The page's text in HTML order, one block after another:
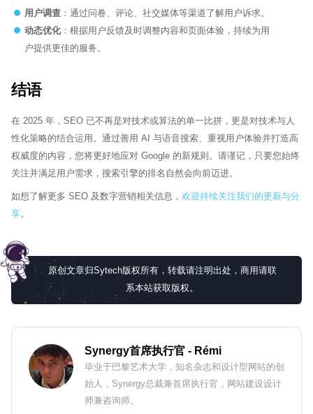
用户调查 ：通过问卷、评论、社交媒体等渠道了解用户诉求。
动态优化：根据用户反馈及时调整内容和页面体验，持续为用
户提供更佳的服务。
结语
在 2025 年，SEO 已不再是对技术或算法的单一比拼，更是对技术与人
性化策略的结合运用。通过善用 AI 与语音搜索、重视用户体验并打造高
权威度的内容，您将更好地应对 Google 的新规则。请谨记，只要您始终
关注并满足用户需求，搜索引擎的排名自然会向前迈进。
如想了解更多 SEO 及数字营销相关信息， 欢迎持续关注我们的更新与分
享。
原创文章归Sytech版权所有，转载请注明出处，商用请联
系本站获取版权。
Synergy首席执行官 - Rémi
毕业于巴黎艺术大学，知名杂志和设计型网站的创
始人，Synergy总裁兼首席执行官，网站建设设计
师兼咨询师。